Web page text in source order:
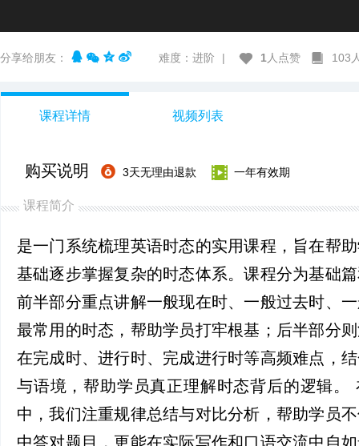
分享给朋友： 难度：进阶 | 1 人点赞 103
课程详情 视频列表
购买说明 3天无理由退款 一年有效期
课程简介
是一门系统梳理英语时态的实用课程，旨在帮
基础逐步掌握复杂的时态体系。课程分为基础
前半部分重点讲解一般现在时、一般过去时、
最常用的时态，帮助学员打牢根基；后半部分
在完成时、进行时、完成进行时等高频难点，
与语境，帮助学员真正理解时态背后的逻辑。
中，我们注重规律总结与对比分析，帮助学员
中答对题目，更能在实际写作和口语交流中自